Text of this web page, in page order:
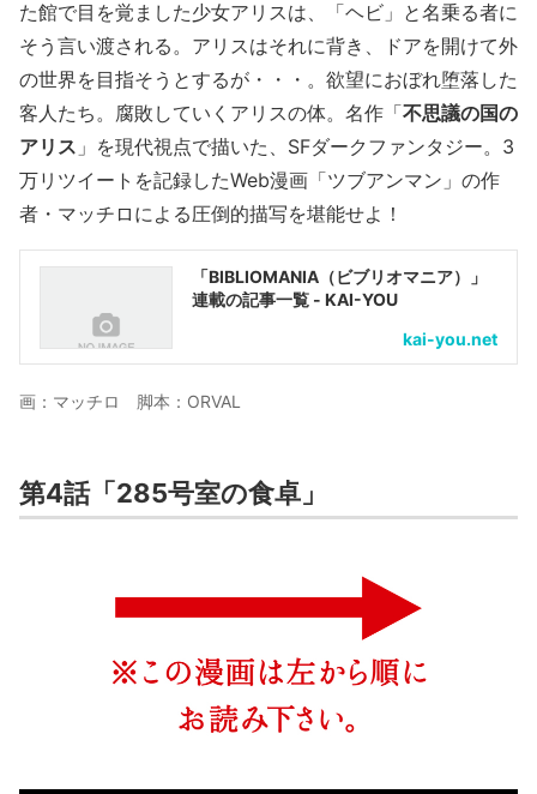
た館で目を覚ました少女アリスは、「ヘビ」と名乗る者に
そう言い渡される。アリスはそれに背き、ドアを開けて外
の世界を目指そうとするが・・・。欲望におぼれ堕落した
客人たち。腐敗していくアリスの体。名作「不思議の国の
アリス 」を現代視点で描いた、SFダークファンタジー。3
万リツイートを記録したWeb漫画「ツブアンマン」の作
者・マッチロによる圧倒的描写を堪能せよ！
「BIBLIOMANIA（ビブリオマニア）」
連載の記事一覧 - KAI-YOU
kai-you.net
画：マッチロ 脚本：ORVAL
第4話「285号室の食卓」